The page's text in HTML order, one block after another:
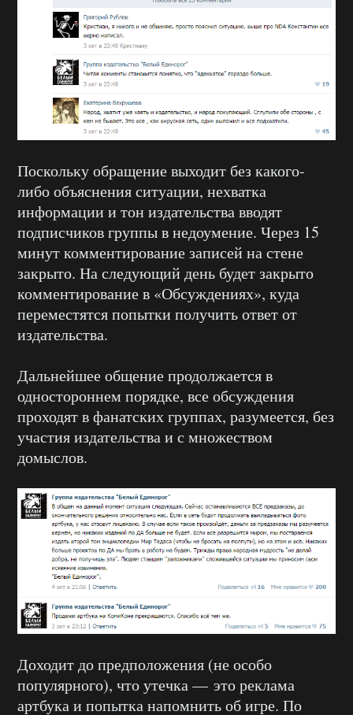
Поскольку обращение выходит без какого-
либо объяснения ситуации, нехватка
информации и тон издательства вводят
подписчиков группы в недоумение. Через 15
минут комментирование записей на стене
закрыто. На следующий день будет закрыто
комментирование в «Обсуждениях», куда
переместятся попытки получить ответ от
издательства.
Дальнейшее общение продолжается в
одностороннем порядке, все обсуждения
проходят в фанатских группах, разумеется, без
участия издательства и с множеством
домыслов.
Доходит до предположения (не особо
популярного), что утечка — это реклама
артбука и попытка напомнить об игре. По